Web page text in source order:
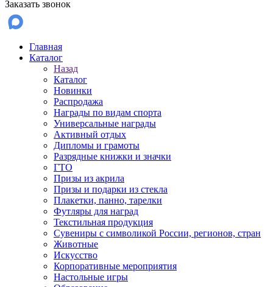
Заказать звонок
Главная
Каталог
Назад
Каталог
Новинки
Распродажа
Награды по видам спорта
Универсальные награды
Активный отдых
Дипломы и грамоты
Разрядные книжки и значки
ГТО
Призы из акрила
Призы и подарки из стекла
Плакетки, панно, тарелки
Футляры для наград
Текстильная продукция
Сувениры с символикой России, регионов, стран
Животные
Искусство
Корпоративные мероприятия
Настольные игры